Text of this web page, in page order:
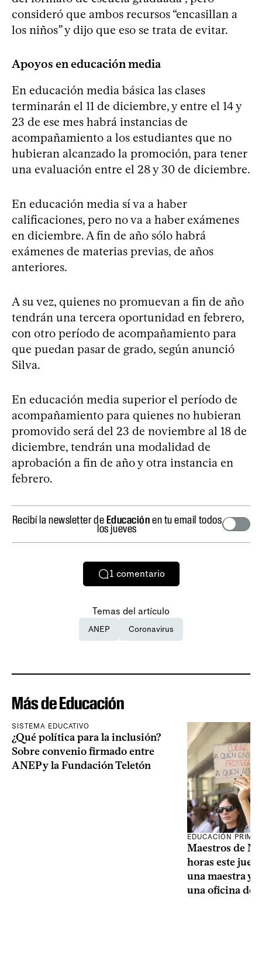
consideró que ambos recursos “encasillan a
los niños” y dijo que eso se trata de evitar.
Apoyos en educación media
En educación media básica las clases
terminarán el 11 de diciembre, y entre el 14 y
23 de ese mes habrá instancias de
acompañamiento a los estudiantes que no
hubieran alcanzado la promoción, para tener
una evaluación entre el 28 y 30 de diciembre.
En educación media sí va a haber
calificaciones, pero no va a haber exámenes
en diciembre. A fin de año sólo habrá
exámenes de materias previas, de años
anteriores.
A su vez, quienes no promuevan a fin de año
tendrán una tercera oportunidad en febrero,
con otro período de acompañamiento para
que puedan pasar de grado, según anunció
Silva.
En educación media superior el período de
acompañamiento para quienes no hubieran
promovido será del 23 de noviembre al 18 de
diciembre, tendrán una modalidad de
aprobación a fin de año y otra instancia en
febrero.
Recibí la newsletter deEducaciónen tu email todos
los jueves
1 comentario
Temas del artículo
ANEP Coronavirus
Más de Educación
SISTEMA EDUCATIVO
¿Qué política para la inclusión?
Sobre convenio firmado entre
ANEP y la Fundación Teletón
EDUCACIÓN
Maestros de
horas este
una maestra y
una oficina de